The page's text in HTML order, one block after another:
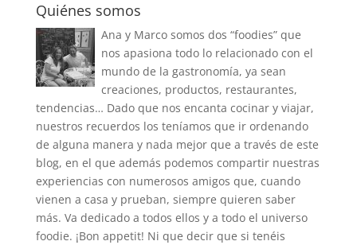
Quiénes somos
Ana y Marco somos dos “foodies” que
nos apasiona todo lo relacionado con el
mundo de la gastronomía, ya sean
creaciones, productos, restaurantes,
tendencias… Dado que nos encanta cocinar y viajar,
nuestros recuerdos los teníamos que ir ordenando
de alguna manera y nada mejor que a través de este
blog, en el que además podemos compartir nuestras
experiencias con numerosos amigos que, cuando
vienen a casa y prueban, siempre quieren saber
más. Va dedicado a todos ellos y a todo el universo
foodie. ¡Bon appetit! Ni que decir que si tenéis